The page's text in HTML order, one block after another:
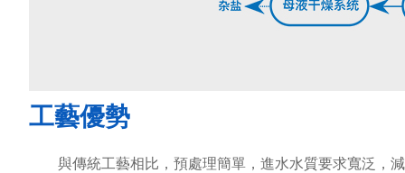
工藝優勢
與傳統工藝相比，預處理簡單，進水水質要求寬泛，